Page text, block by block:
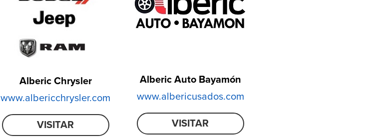
Alberic Chrysler
www.albericchrysler.com
VISITAR
Alberic Auto Bayamón
www.albericusados.com
VISITAR